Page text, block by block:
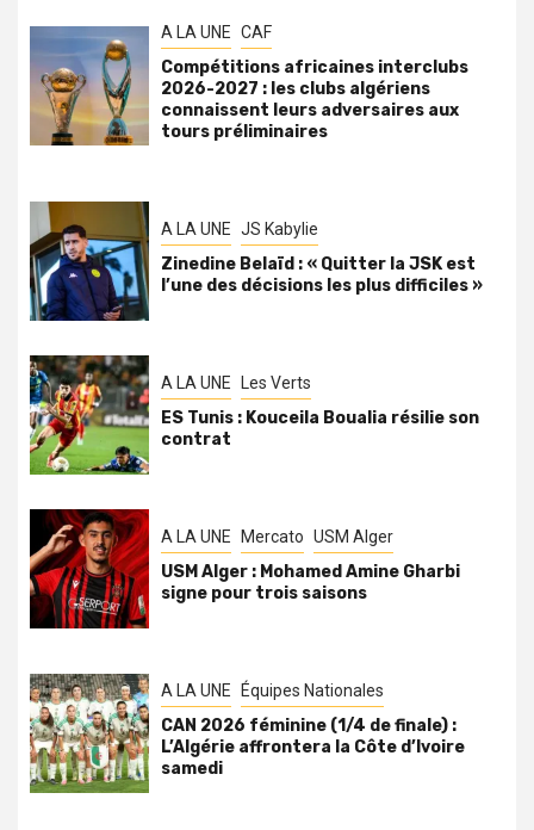
A LA UNE CAF
Compétitions africaines interclubs
2026-2027 : les clubs algériens
connaissent leurs adversaires aux
tours préliminaires
A LA UNE JS Kabylie
Zinedine Belaïd : « Quitter la JSK est
l’une des décisions les plus difficiles »
A LA UNE Les Verts
ES Tunis : Kouceila Boualia résilie son
contrat
A LA UNE Mercato USM Alger
USM Alger : Mohamed Amine Gharbi
signe pour trois saisons
A LA UNE Équipes Nationales
CAN 2026 féminine (1/4 de finale) :
L’Algérie affrontera la Côte d’Ivoire
samedi